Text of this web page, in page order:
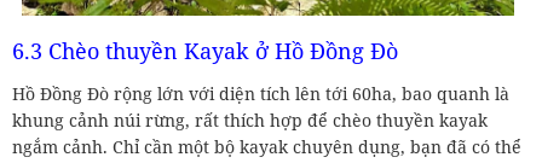
6.3 Chèo thuyền Kayak ở Hồ Đồng Đò
Hồ Đồng Đò rộng lớn với diện tích lên tới 60ha, bao quanh là
khung cảnh núi rừng, rất thích hợp để chèo thuyền kayak
ngắm cảnh. Chỉ cần một bộ kayak chuyên dụng, bạn đã có thể